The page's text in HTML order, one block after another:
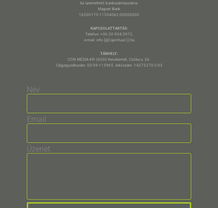
Az üzemeltető bankszámlaszáma:
Magnet Bank
16200175-11534062-00000000
KAPCSOLATTARTÁS:
Telefon: +36 20 934 0972,
e-mail: info [@] spiritusz [.] hu
TÁRHELY:
CON MÉDIA Kft (6000 Kecskemét, Csóka u. 26.
Cégjegyzékszám: 03-09-115965. Adószám: 14275270-2-03
Név
Email
Üzenet